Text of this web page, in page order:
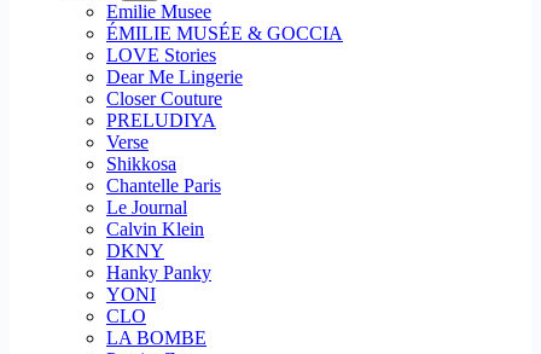
Emilie Musee
ÉMILIE MUSÉE & GOCCIA
LOVE Stories
Dear Me Lingerie
Closer Couture
PRELUDIYA
Verse
Shikkosa
Chantelle Paris
Le Journal
Calvin Klein
DKNY
Hanky Panky
YONI
CLO
LA BOMBE